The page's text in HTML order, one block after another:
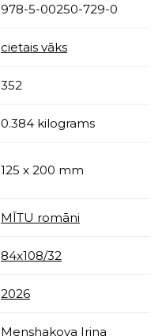
978-5-00250-729-0
cietais vāks
352
0.384 kilograms
125 x 200 mm
MĪTU romāni
84x108/32
2026
Menshakova Irina